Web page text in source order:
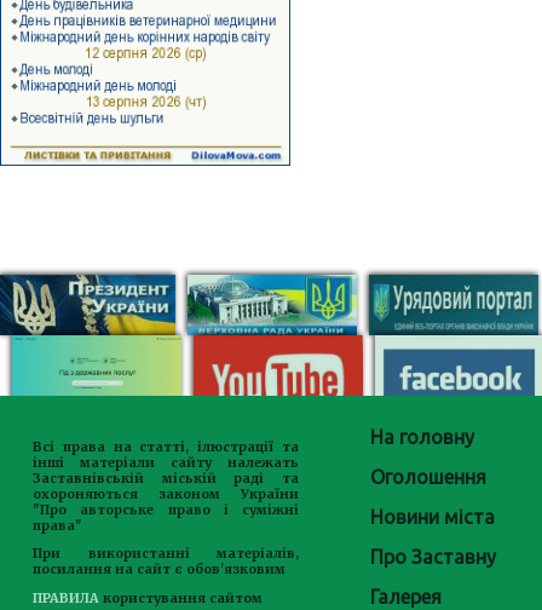
Всі права на статті, ілюстрації та
інші матеріали сайту належать
Заставнівській міській раді та
охороняються законом України
"Про авторське право і суміжні
права"
При використанні матеріалів,
посилання на сайт є обов'язковим
ПРАВИЛА користування сайтом
На головну
Оголошення
Новини міста
Про Заставну
Галерея